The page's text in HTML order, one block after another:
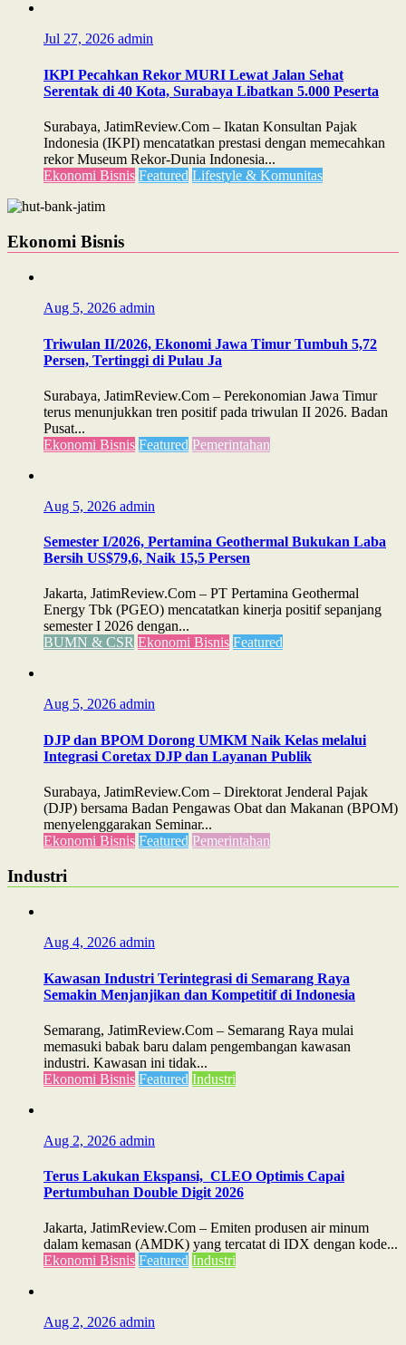
Jul 27, 2026 admin
IKPI Pecahkan Rekor MURI Lewat Jalan Sehat
Serentak di 40 Kota, Surabaya Libatkan 5.000 Peserta
Surabaya, JatimReview.Com – Ikatan Konsultan Pajak
Indonesia (IKPI) mencatatkan prestasi dengan memecahkan
rekor Museum Rekor-Dunia Indonesia...
Ekonomi Bisnis Featured Lifestyle & Komunitas
Ekonomi Bisnis
Aug 5, 2026 admin
Triwulan II/2026, Ekonomi Jawa Timur Tumbuh 5,72
Persen, Tertinggi di Pulau Ja
Surabaya, JatimReview.Com – Perekonomian Jawa Timur
terus menunjukkan tren positif pada triwulan II 2026. Badan
Pusat...
Ekonomi Bisnis Featured Pemerintahan
Aug 5, 2026 admin
Semester I/2026, Pertamina Geothermal Bukukan Laba
Bersih US$79,6, Naik 15,5 Persen
Jakarta, JatimReview.Com – PT Pertamina Geothermal
Energy Tbk (PGEO) mencatatkan kinerja positif sepanjang
semester I 2026 dengan...
BUMN & CSR Ekonomi Bisnis Featured
Aug 5, 2026 admin
DJP dan BPOM Dorong UMKM Naik Kelas melalui
Integrasi Coretax DJP dan Layanan Publik
Surabaya, JatimReview.Com – Direktorat Jenderal Pajak
(DJP) bersama Badan Pengawas Obat dan Makanan (BPOM)
menyelenggarakan Seminar...
Ekonomi Bisnis Featured Pemerintahan
Industri
Aug 4, 2026 admin
Kawasan Industri Terintegrasi di Semarang Raya
Semakin Menjanjikan dan Kompetitif di Indonesia
Semarang, JatimReview.Com – Semarang Raya mulai
memasuki babak baru dalam pengembangan kawasan
industri. Kawasan ini tidak...
Ekonomi Bisnis Featured Industri
Aug 2, 2026 admin
Terus Lakukan Ekspansi, CLEO Optimis Capai
Pertumbuhan Double Digit 2026
Jakarta, JatimReview.Com – Emiten produsen air minum
dalam kemasan (AMDK) yang tercatat di IDX dengan kode...
Ekonomi Bisnis Featured Industri
Aug 2, 2026 admin